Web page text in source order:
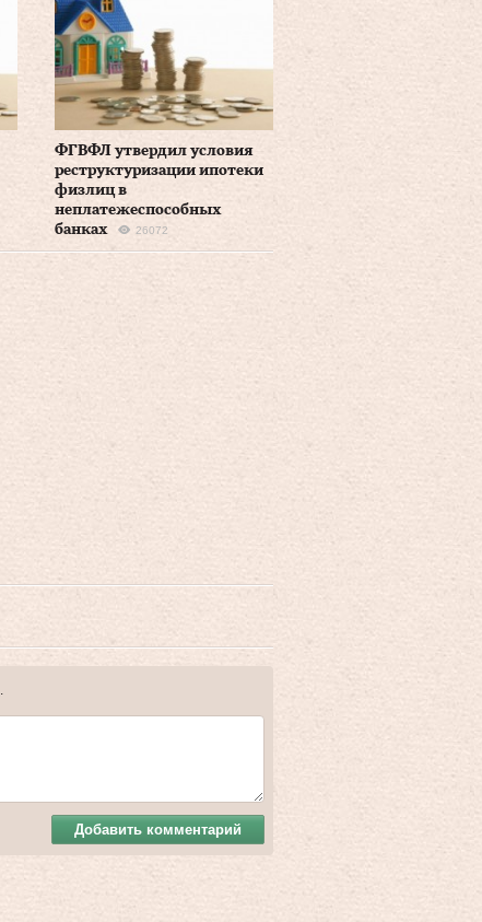
ФГВФЛ утвердил условия
реструктуризации ипотеки
физлиц в
неплатежеспособных
банках
26072
Добавить комментарий